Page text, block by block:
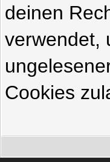
deinen
verwendet,
Cookies